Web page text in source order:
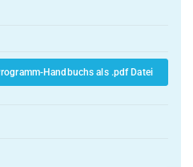
Handbuchs als .pdf Datei